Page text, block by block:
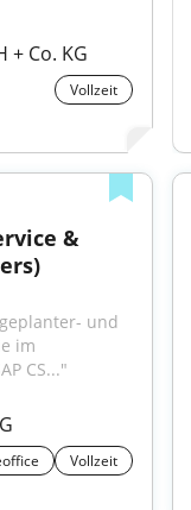
Co. KG
Vollzeit
und
im
CS..."
Vollzeit